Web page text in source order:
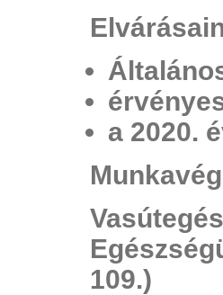
a 2020.
109.)